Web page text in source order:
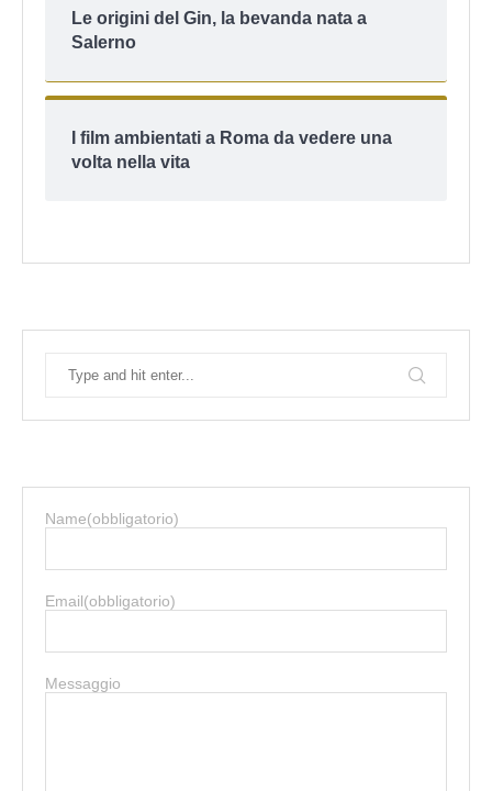
Le origini del Gin, la bevanda nata a
Salerno
I film ambientati a Roma da vedere una
volta nella vita
Name(obbligatorio)
Email(obbligatorio)
Messaggio